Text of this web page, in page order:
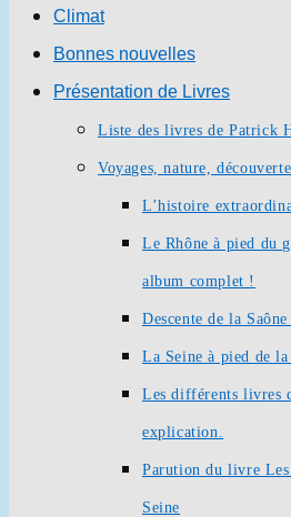
Climat
Bonnes nouvelles
Présentation de Livres
Liste des livres de Patrick
Voyages, nature,
L’histoire
Le Rhône à pied du
album complet !
Descente de la
La Seine à pied de
Les différents livres
explication.
Parution du livre
Seine